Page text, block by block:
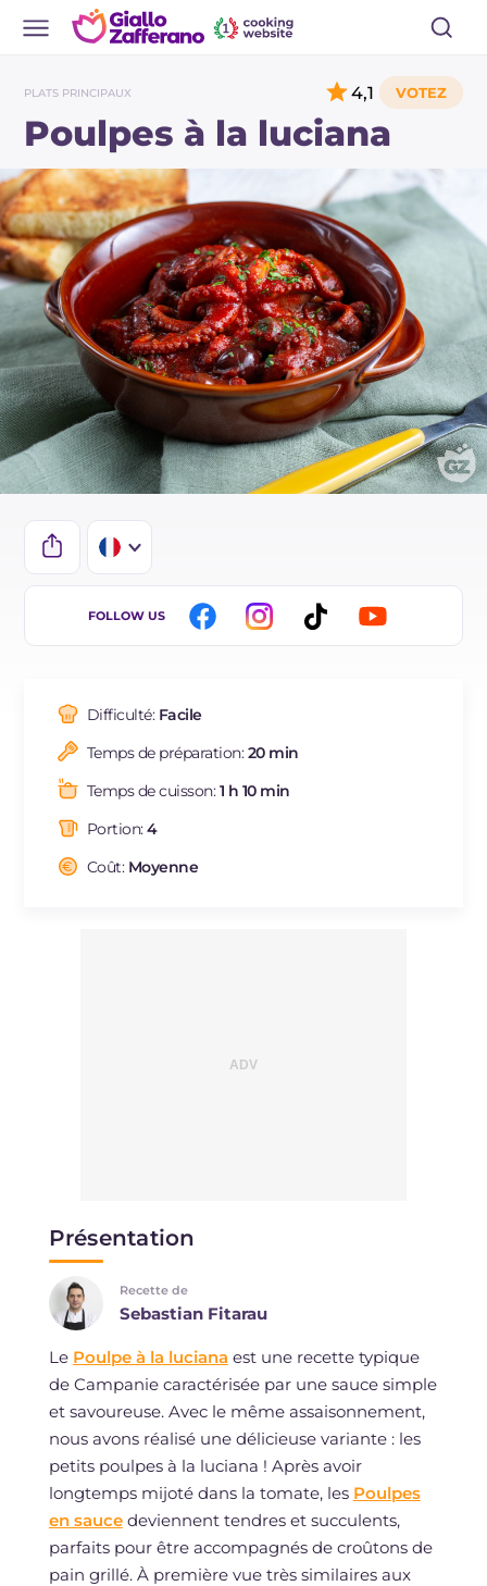
PLATS PRINCIPAUX
Poulpes à la luciana
4,1
IT
ES
BR
FOLLOW US
Difficulté: Facile
Temps de préparation:20 min
Temps de cuisson:1 h 10 min
Portion:4
Coût: Moyenne
Présentation
Recette de
Sebastian Fitarau
Le Poulpe à la luciana est une recette typique
de Campanie caractérisée par une sauce simple
et savoureuse. Avec le même assaisonnement,
nous avons réalisé une délicieuse variante : les
petits poulpes à la luciana ! Après avoir
longtemps mijoté dans la tomate, les Poulpes
en saucedeviennent tendres et succulents,
parfaits pour être accompagnés de croûtons de
pain grillé. À première vue très similaires aux